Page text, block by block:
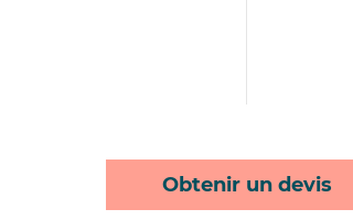
Obtenir un devis